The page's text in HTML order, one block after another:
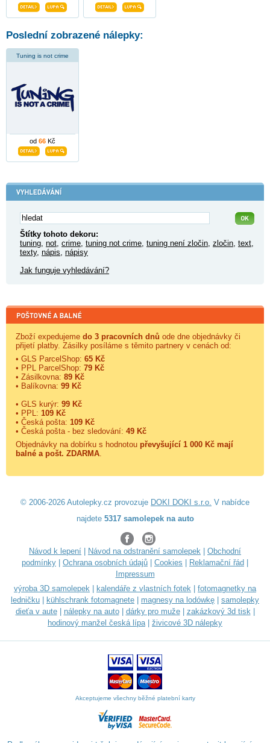
Poslední zobrazené nálepky:
Tuning is not crime
od 66 Kč
Štítky tohoto dekoru:
tuning, not, crime, tuning not crime, tuning není zločin, zločin, text,
texty, nápis, nápisy
Jak funguje vyhledávání?
Zboží expedujeme do 3 pracovních dnů ode dne objednávky či
přijetí platby. Zásilky posíláme s těmito partnery v cenách od:
• GLS ParcelShop: 65 Kč
• PPL ParcelShop: 79 Kč
• Zásilkovna: 89 Kč
• Balíkovna: 99 Kč
• GLS kurýr: 99 Kč
• PPL: 109 Kč
• Česká pošta: 109 Kč
• Česká pošta - bez sledování: 49 Kč
Objednávky na dobírku s hodnotou převyšující 1 000 Kč mají
balné a pošt. ZDARMA.
© 2006-2026 Autolepky.cz provozuje DOKI DOKI s.r.o. V nabídce
najdete 5317 samolepek na auto
Návod k lepení Návod na odstranění samolepek
Obchodní
podmínky
Ochrana osobních údajů Cookies Reklamační řád
Impressum
výroba 3D samolepek
kalendáře z vlastních fotek
fotomagnetky na
ledničku
kühlschrank fotomagnete magnesy na lodówkę
samolepky
dieťa v aute| nálepky na auto| dárky pro muže| zakázkový 3d tisk|
hodinový manžel česká lípa| živicové 3D nálepky
Akceptujeme všechny běžné platební karty